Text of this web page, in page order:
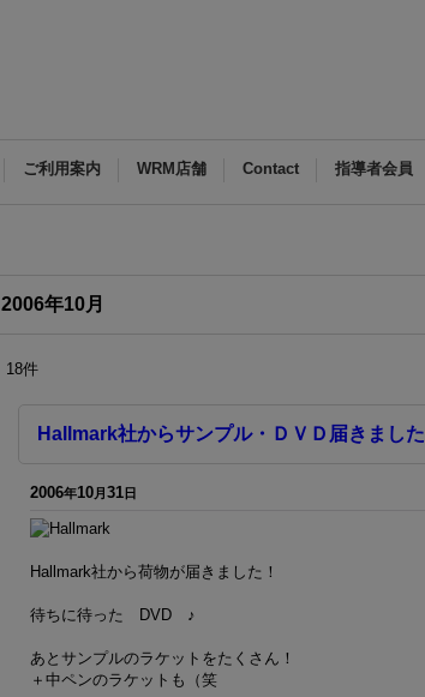
ご利用案内 WRM店舗 Contact 指導者会員
2006年10月
18件
Hallmark社からサンプル・ＤＶＤ届きました
2006年10月 31日
Hallmark社から荷物が届きました！
待ちに待った DVD ♪
あとサンプルのラケットをたくさん！
＋中ペンのラケットも（笑